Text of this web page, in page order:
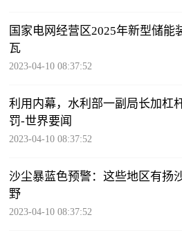
国家电网经营区2025年新型储能
瓦
2023-04-10 08:37:52
利用内幕，水利部一副局长加杠
罚-世界要闻
2023-04-10 08:37:52
沙尘暴蓝色预警：这些地区有扬
野
2023-04-10 08:37:52